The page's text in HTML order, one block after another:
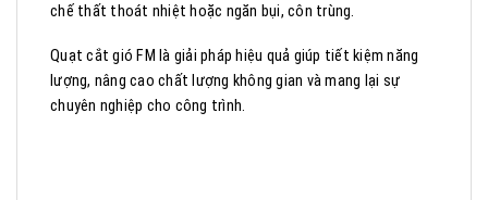
chế thất thoát nhiệt hoặc ngăn bụi, côn trùng.
Quạt cắt gió FM là giải pháp hiệu quả giúp tiết kiệm năng
lượng, nâng cao chất lượng không gian và mang lại sự
chuyên nghiệp cho công trình.